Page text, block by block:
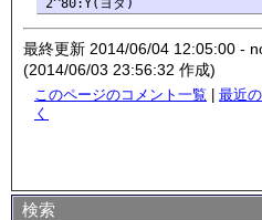
最終更新 2014/06/04 12:05:00 -
(2014/06/03 23:56:32 作成)
このページのコメント一覧 最近
く
検索